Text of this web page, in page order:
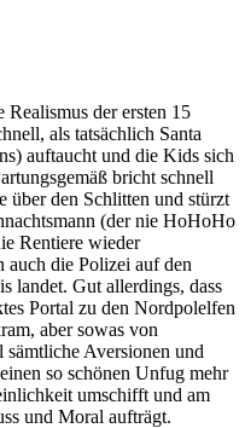
der ersten 15
als tatsächlich Santa
auftaucht und die Kids sich
bricht schnell
über den Schlitten und stürzt
(der nie HoHoHo
Rentiere wieder
auch die Polizei auf den
landet. Gut allerdings, dass
Portal zu den Nordpolelfen
aber sowas von
sämtliche Aversionen und
so schönen Unfug mehr
umschifft und am
und Moral aufträgt.